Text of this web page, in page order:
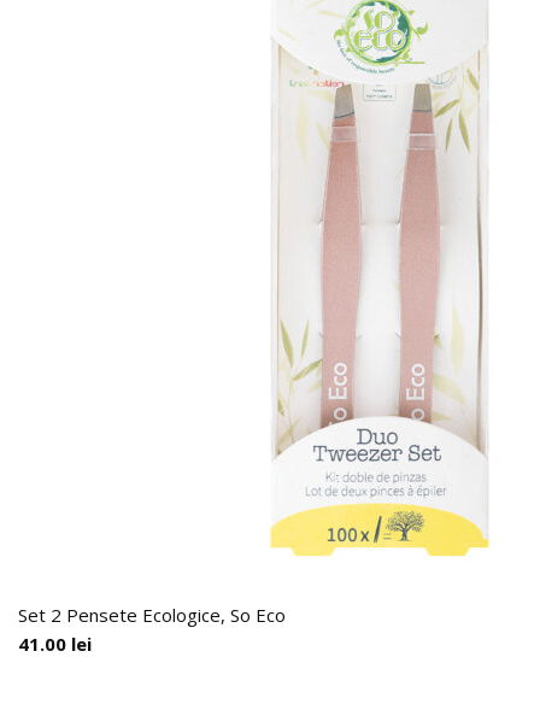
Set 2 Pensete Ecologice, So Eco
41.00 lei